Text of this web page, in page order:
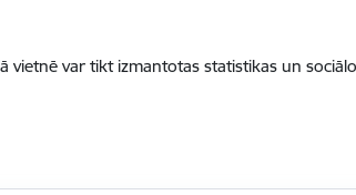
var tikt izmantotas statistikas un